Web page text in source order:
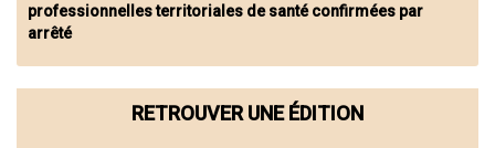
professionnelles territoriales de santé confirmées par
arrêté
RETROUVER UNE ÉDITION